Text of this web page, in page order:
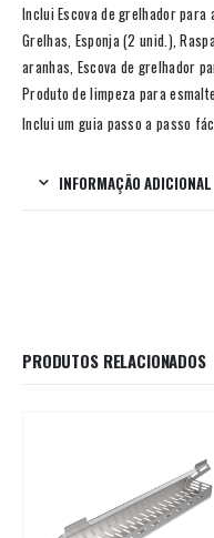
Inclui Escova de grelhador
Grelhas, Esponja (2 unid.),
aranhas, Escova de grelhador
Produto de limpeza para
Inclui um guia passo a passo
INFORMAÇÃO ADICIONAL
PRODUTOS RELACIONADOS